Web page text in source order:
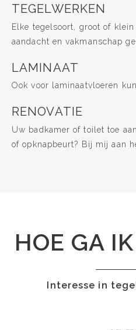
TEGELWERKEN
Elke tegelsoort, groot of
aandacht en vakmanschap
LAMINAAT
Ook voor laminaatvloeren
RENOVATIE
Uw badkamer of toilet toe
of opknapbeurt? Bij mij aan
HOE GA
Interesse in